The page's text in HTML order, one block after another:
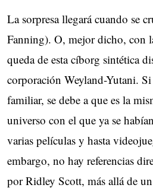
La sorpresa llegará cuando se
Fanning). O, mejor dicho, con
queda de esta cíborg sintética
corporación Weyland-Yutani.
familiar, se debe a que es la
universo con el que ya se
varias películas y hasta
embargo, no hay referencias
por Ridley Scott, más allá de